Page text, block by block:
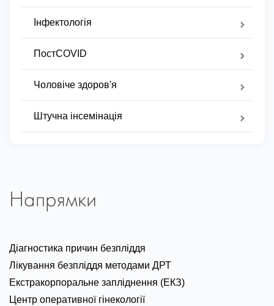
Інфектологія
ПостCOVID
Чоловіче здоров'я
Штучна інсемінація
Напрямки
Діагностика причин безпліддя
Лікування безпліддя методами ДРТ
Екстракорпоральне запліднення (ЕКЗ)
Центр оперативної гінекології